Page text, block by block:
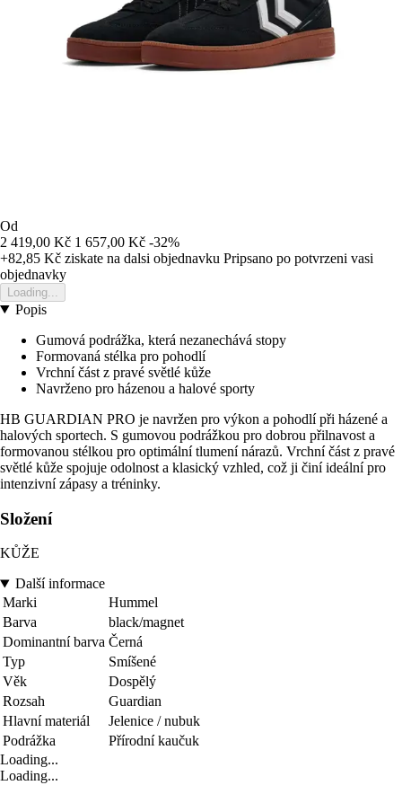
Od
2 419,00 Kč 1 657,00 Kč -32%
+82,85 Kč ziskate na dalsi objednavku Pripsano po potvrzeni vasi
objednavky
Loading...
Popis
Gumová podrážka, která nezanechává stopy
Formovaná stélka pro pohodlí
Vrchní část z pravé světlé kůže
Navrženo pro házenou a halové sporty
HB GUARDIAN PRO je navržen pro výkon a pohodlí při házené a
halových sportech. S gumovou podrážkou pro dobrou přilnavost a
formovanou stélkou pro optimální tlumení nárazů. Vrchní část z pravé
světlé kůže spojuje odolnost a klasický vzhled, což ji činí ideální pro
intenzivní zápasy a tréninky.
Složení
KŮŽE
Další informace
Marki
Hummel
Barva
black/magnet
Dominantní barva Černá
Typ
Smíšené
Věk
Dospělý
Rozsah
Guardian
Hlavní materiál
Jelenice / nubuk
Podrážka
Přírodní kaučuk
Loading...
Loading...